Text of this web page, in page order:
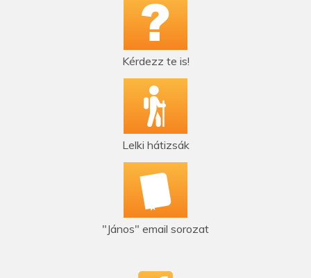
Kérdezz te is!
Lelki hátizsák
"János" email sorozat